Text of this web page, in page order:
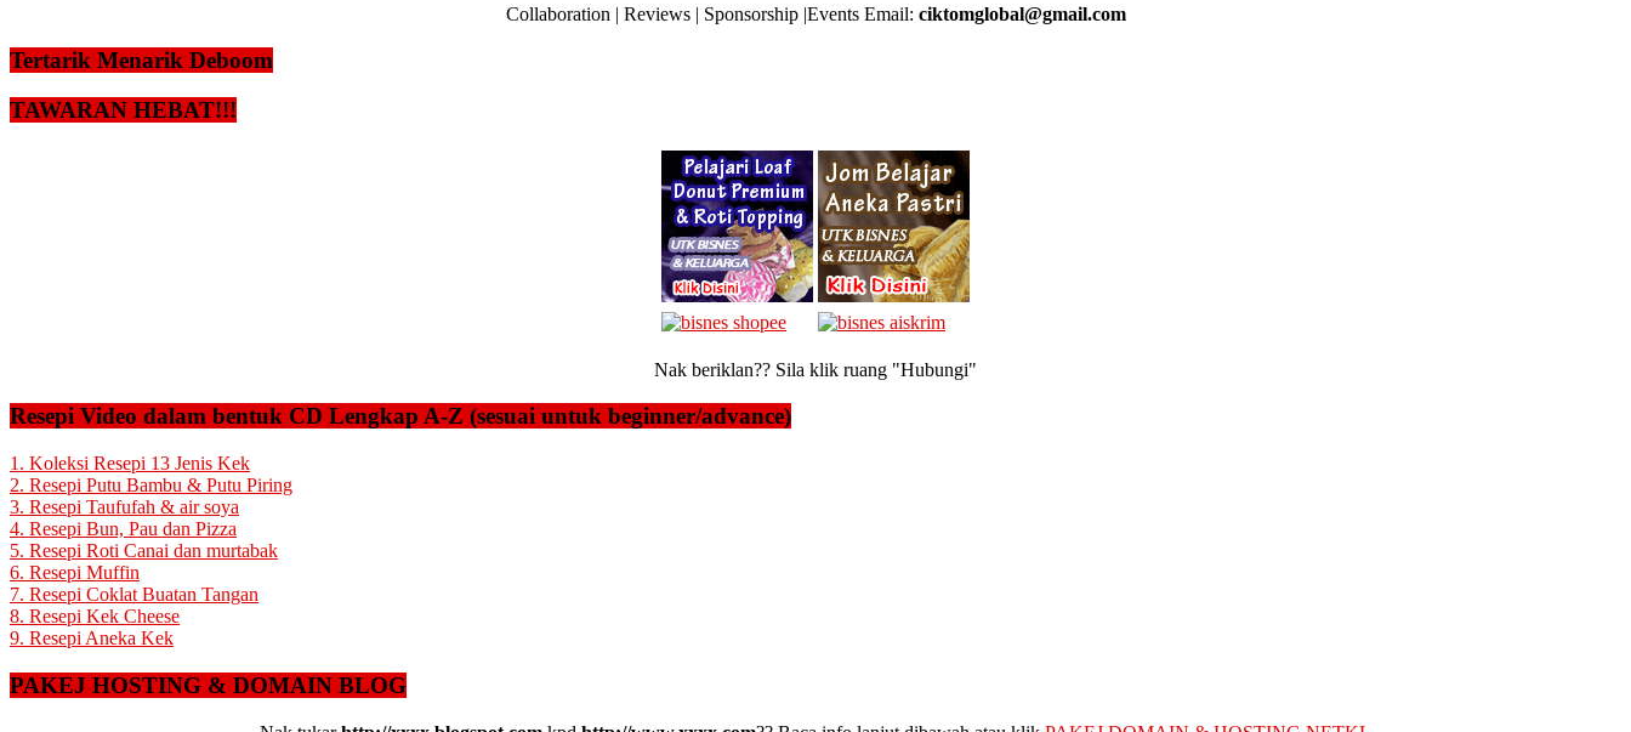
Collaboration | Reviews | Sponsorship |Events Email: ciktomglobal@gmail.com
Tertarik Menarik Deboom
TAWARAN HEBAT!!!
Nak beriklan?? Sila klik ruang "Hubungi"
Resepi Video dalam bentuk CD Lengkap A-Z (sesuai untuk beginner/advance)
1. Koleksi Resepi 13 Jenis Kek
2. Resepi Putu Bambu & Putu Piring
3. Resepi Taufufah & air soya
4. Resepi Bun, Pau dan Pizza
5. Resepi Roti Canai dan murtabak
6. Resepi Muffin
7. Resepi Coklat Buatan Tangan
8. Resepi Kek Cheese
9. Resepi Aneka Kek
PAKEJ HOSTING & DOMAIN BLOG